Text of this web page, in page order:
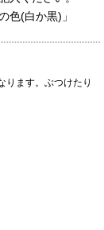
色(白か黒)」
ります。ぶつけたり